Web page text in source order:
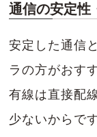
通信の安定性
安定した通信
ラの方がおす
有線は直接配
少ないからです